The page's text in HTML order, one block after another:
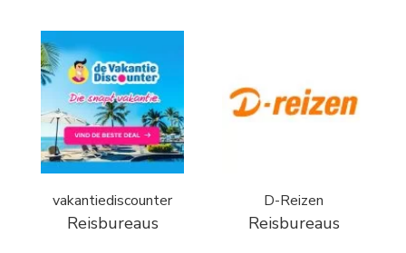
vakantiediscounter
Reisbureaus
D-Reizen
Reisbureaus